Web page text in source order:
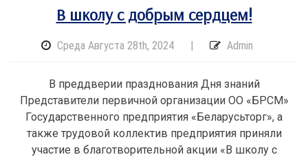
В школу с добрым сердцем!
Среда Августа 28th, 2024 | Admin
В преддверии празднования Дня знаний
Представители первичной организации ОО «БРСМ»
Государственного предприятия «Беларусьторг», а
также трудовой коллектив предприятия приняли
участие в благотворительной акции «В школу с